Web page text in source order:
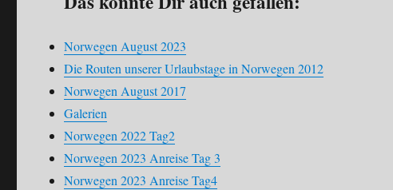
Norwegen August 2023
Die Routen unserer Urlaubstage in Norwegen 2012
Norwegen August 2017
Galerien
Norwegen 2022 Tag2
Norwegen 2023 Anreise Tag 3
Norwegen 2023 Anreise Tag4